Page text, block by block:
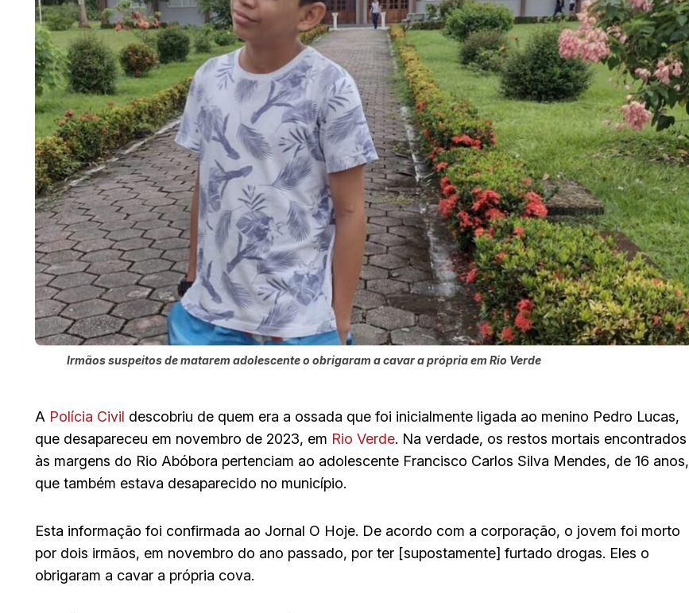
Irmãos suspeitos de matarem adolescente o obrigaram a cavar a própria em Rio Verde
A Polícia Civil descobriu de quem era a ossada que foi inicialmente ligada ao menino Pedro Lucas,
que desapareceu em novembro de 2023, em Rio Verde. Na verdade, os restos mortais encontrados
às margens do Rio Abóbora pertenciam ao adolescente Francisco Carlos Silva Mendes, de 16 anos,
que também estava desaparecido no município.
Esta informação foi confirmada ao Jornal O Hoje. De acordo com a corporação, o jovem foi morto
por dois irmãos, em novembro do ano passado, por ter [supostamente] furtado drogas. Eles o
obrigaram a cavar a própria cova.